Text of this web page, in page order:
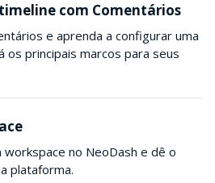
com Comentários
e aprenda a configurar uma
os principais marcos para seus
no NeoDash e dê o
plataforma.